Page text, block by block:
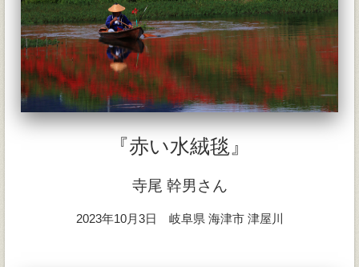
『赤い水絨毯』
寺尾 幹男さん
2023年10月3日 岐阜県 海津市 津屋川